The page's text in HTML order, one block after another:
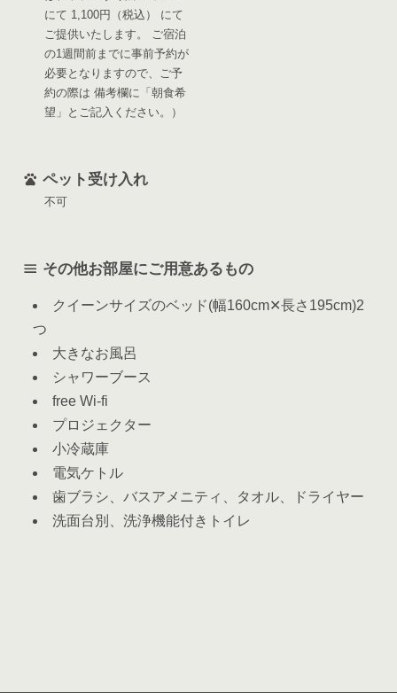
にて 1,100円（税込） にて
ご提供いたします。 ご宿泊
の1週間前までに事前予約が
必要となりますので、ご予
約の際は 備考欄に「朝食希
望」とご記入ください。）
ペット受け入れ
不可
その他お部屋にご用意あるもの
クイーンサイズのベッド(幅160cm✕長さ195cm)2
つ
大きなお風呂
シャワーブース
free Wi-fi
プロジェクター
小冷蔵庫
電気ケトル
歯ブラシ、バスアメニティ、タオル、ドライヤー
洗面台別、洗浄機能付きトイレ